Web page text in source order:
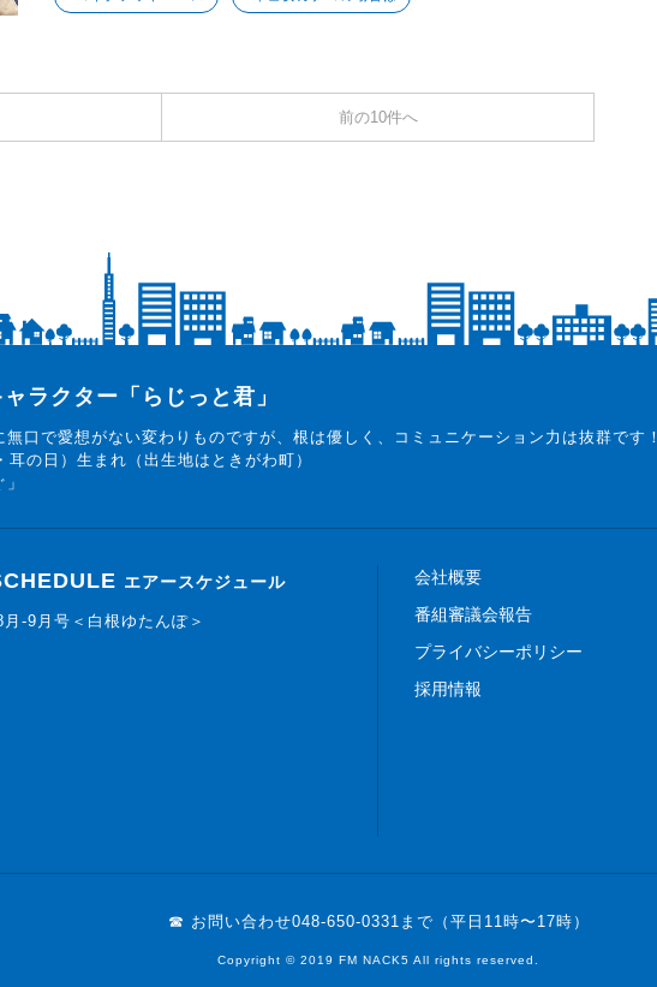
前の10件へ
ラクター「らじっと君」
無口で愛想がない変わりものですが、根は優しく、コミュニケーション力は抜群です！
耳の日）生まれ（出生地はときがわ町）
エアースケジュール
-9月号＜白根ゆたんぽ＞
会社概要
番組審議会報告
プライバシーポリシー
採用情報
☎ お問い合わせ048-650-0331まで（平日11時〜17時）
Copyright © 2019 FM NACK5 All rights reserved.